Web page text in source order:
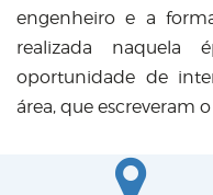
engenheiro e a
realizada naquela
oportunidade de
área, que escreveram